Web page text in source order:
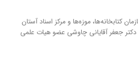
کتابخانه‌ها، موزه‌ها و مرکز اسناد آستان
جعفر آقایانی چاوشی عضو هیات علمی